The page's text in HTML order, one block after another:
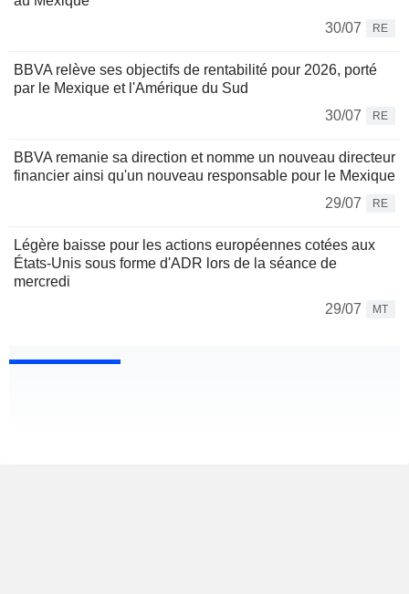
30/07
RE
BBVA relève ses objectifs de rentabilité pour 2026, porté
par le Mexique et l'Amérique du Sud
30/07
RE
BBVA remanie sa direction et nomme un nouveau directeur
financier ainsi qu'un nouveau responsable pour le Mexique
29/07
RE
Légère baisse pour les actions européennes cotées aux
États-Unis sous forme d'ADR lors de la séance de
mercredi
29/07
MT